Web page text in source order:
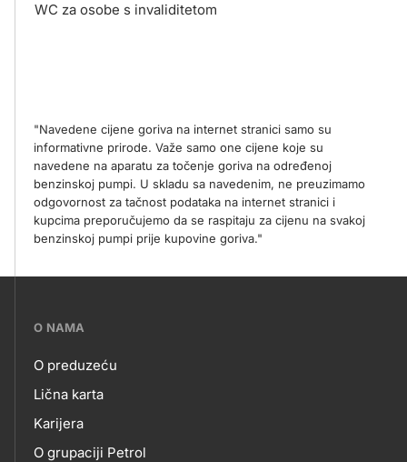
WC za osobe s invaliditetom
"Navedene cijene goriva na internet stranici samo su
informativne prirode. Važe samo one cijene koje su
navedene na aparatu za točenje goriva na određenoj
benzinskoj pumpi. U skladu sa navedenim, ne preuzimamo
odgovornost za tačnost podataka na internet stranici i
kupcima preporučujemo da se raspitaju za cijenu na svakoj
benzinskoj pumpi prije kupovine goriva."
???
skupno.footer-
title???
O NAMA
O
NAMA
O preduzeću
Lična karta
Karijera
O grupaciji Petrol